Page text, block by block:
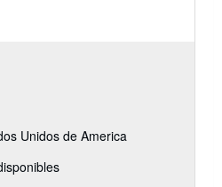
Unidos de America